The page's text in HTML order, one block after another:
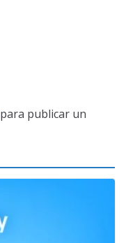
para publicar un